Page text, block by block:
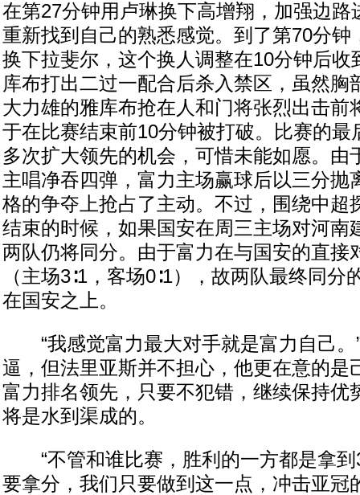
在第27分钟用卢琳换下高增翔，加强边路
重新找到自己的熟悉感觉。到了第70分钟
换下拉斐尔，这个换人调整在10分钟后收
库布打出二过一配合后杀入禁区，虽然胸
大力雄的雅库布抢在人和门将张烈出击前
于在比赛结束前10分钟被打破。比赛的最
多次扩大领先的机会，可惜未能如愿。由
主唱净吞四弹，富力主场赢球后以三分抛
格的争夺上抢占了主动。不过，围绕中超
结束的时候，如果国安在周三主场对河南
两队仍将同分。由于富力在与国安的直接
（主场3∶1，客场0∶1），故两队最终同
在国安之上。
“我感觉富力最大对手就是富力自己。
逼，但法里亚斯并不担心，他更在意的是
富力排名领先，只要不犯错，继续保持优
将是水到渠成的。
“不管和谁比赛，胜利的一方都是拿到
要拿分，我们只要做到这一点，冲击亚冠